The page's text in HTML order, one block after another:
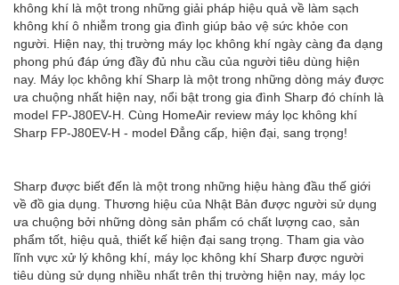
không khí là một trong những giải pháp hiệu quả về làm sạch
không khí ô nhiễm trong gia đình giúp bảo vệ sức khỏe con
người. Hiện nay, thị trường máy lọc không khí ngày càng đa dạng
phong phú đáp ứng đầy đủ nhu cầu của người tiêu dùng hiện
nay. Máy lọc không khí Sharp là một trong những dòng máy được
ưa chuộng nhất hiện nay, nổi bật trong gia đình Sharp đó chính là
model FP-J80EV-H. Cùng HomeAir review máy lọc không khí
Sharp FP-J80EV-H - model Đẳng cấp, hiện đại, sang trọng!
Sharp được biết đến là một trong những hiệu hàng đầu thế giới
về đồ gia dụng. Thương hiệu của Nhật Bản được người sử dụng
ưa chuộng bởi những dòng sản phẩm có chất lượng cao, sản
phẩm tốt, hiệu quả, thiết kế hiện đại sang trọng. Tham gia vào
lĩnh vực xử lý không khí, máy lọc không khí Sharp được người
tiêu dùng sử dụng nhiều nhất trên thị trường hiện nay, máy lọc